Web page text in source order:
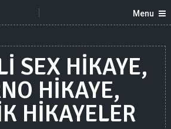
Menu
SEX HIKAYE,
HIKAYE,
HIKAYELER